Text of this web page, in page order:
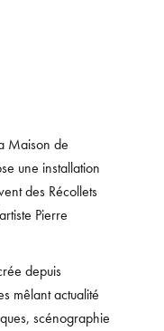
Maison de
une installation
des Récollets
Pierre
depuis
mêlant actualité
scénographie